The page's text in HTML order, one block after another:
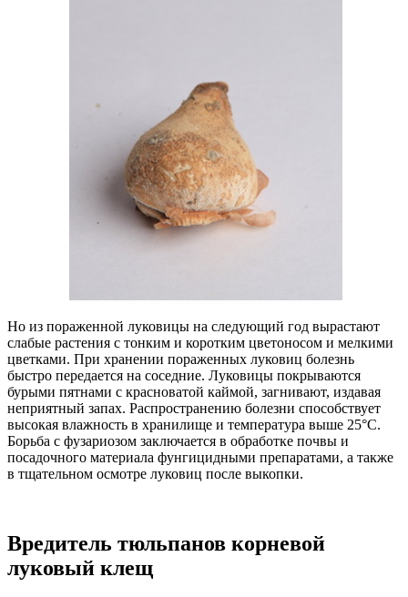
Но из пораженной луковицы на следующий год вырастают
слабые растения с тонким и коротким цветоносом и мелкими
цветками. При хранении пораженных луковиц болезнь
быстро передается на соседние. Луковицы покрываются
бурыми пятнами с красноватой каймой, загнивают, издавая
неприятный запах. Распространению болезни способствует
высокая влажность в хранилище и температура выше 25°С.
Борьба с фузариозом заключается в обработке почвы и
посадочного материала фунгицидными препаратами, а также
в тщательном осмотре луковиц после выкопки.
Вредитель тюльпанов корневой
луковый клещ